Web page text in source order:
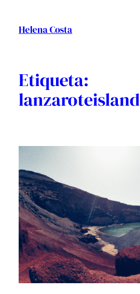
contingut
Helena Costa
Etiqueta:
lanzaroteisland